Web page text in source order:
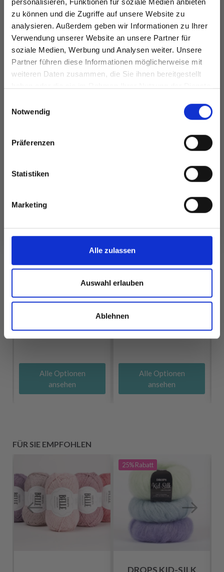
personalisieren, Funktionen für soziale Medien anbieten
zu können und die Zugriffe auf unsere Website zu
analysieren. Außerdem geben wir Informationen zu Ihrer
Verwendung unserer Website an unsere Partner für
soziale Medien, Werbung und Analysen weiter. Unsere
Partner führen diese Informationen möglicherweise mit
weiteren Daten zusammen, die Sie ihnen bereitgestellt
Notwendig
Präferenzen
Statistiken
Marketing
Alle zulassen
Auswahl erlauben
Ablehnen
Preis ab EUR 2.15
Alle Optionen
EUR 4.99
Alle Optionen
ANDERE HABEN SICH AUCH ANGESEHEN
EXTRA FINE
Alle Optionen
ansehen
DROPS NORD
Preis ab
Alle Optionen
ansehen
FÜR SIE EMPFOHLEN
25%Rabatt
DROPS KID-SILK
Spare bis zu 50%
und erhalte exklusiven Zugang zu